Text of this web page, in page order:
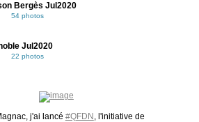
Bergès Jul2020
54 photos
Jul2020
22 photos
j'ai lancé #QFDN
, l'initiative de